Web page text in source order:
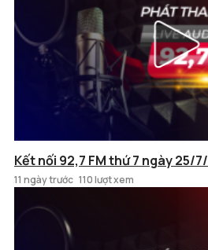
Kết nối 92,7 FM thứ 7 ngày 25/
11 ngày trước 110 lượt xem